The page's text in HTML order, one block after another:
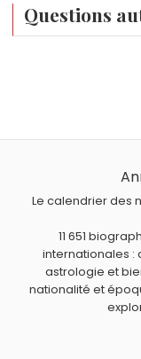
Questions
Quels humoristes
Quels humoristes
Sophia Aramsont
Le calendrier des
11 651
internationales :
astrologie et
nationalité et